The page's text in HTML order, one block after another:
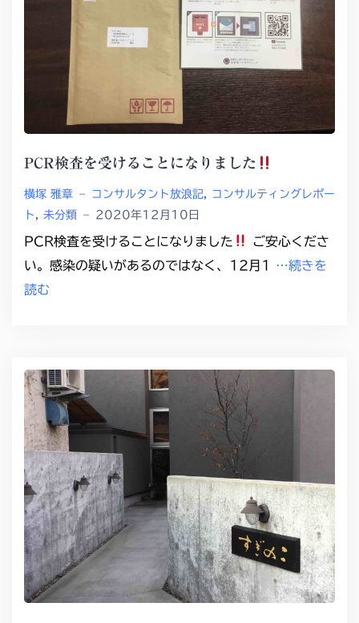
PCR検査を受けることになりました
横塚 雅章 – コンサルタント放浪記,
コンサルティングレポー
ト , 未分類 – 2020年12月10日
PCR検査を受けることになりました
ご安心くださ
い。感染の疑いがあるのではなく、12月1 …続きを
読む